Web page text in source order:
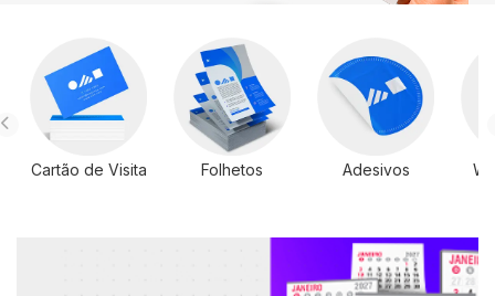
Cartão de Visita Folhetos Adesivos